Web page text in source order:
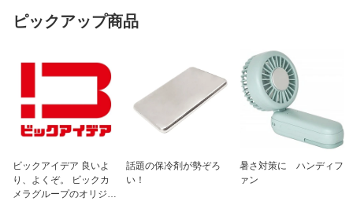
ピックアップ商品
ビックアイデア 良いよ
り、よくぞ。 ビックカ
メラグループのオリジナ
話題の保冷剤が勢ぞろ
い！
暑さ対策に ハンディフ
ァン